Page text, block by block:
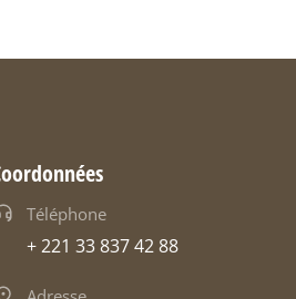
Téléphone
+ 221 33 837 42 88